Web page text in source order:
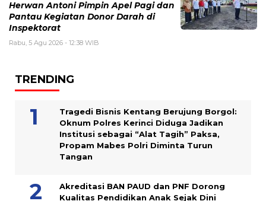
Herwan Antoni Pimpin Apel Pagi dan
Pantau Kegiatan Donor Darah di
Inspektorat
Rabu, 5 Agu 2026 - 12:38 WIB
TRENDING
Tragedi Bisnis Kentang Berujung Borgol:
Oknum Polres Kerinci Diduga Jadikan
Institusi sebagai “Alat Tagih” Paksa,
Propam Mabes Polri Diminta Turun
Tangan
Akreditasi BAN PAUD dan PNF Dorong
Kualitas Pendidikan Anak Sejak Dini